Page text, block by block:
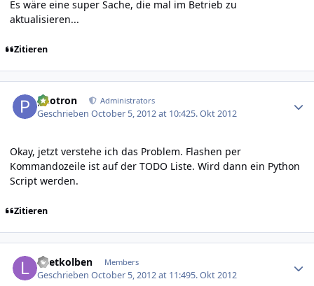
Es wäre eine super Sache, die mal im Betrieb zu
aktualisieren...
Zitieren
photron Administrators
GeschriebenOctober 5, 2012 at 10:425. Okt 2012
Okay, jetzt verstehe ich das Problem. Flashen per
Kommandozeile ist auf der TODO Liste. Wird dann ein Python
Script werden.
Zitieren
Loetkolben Members
GeschriebenOctober 5, 2012 at 11:495. Okt 2012